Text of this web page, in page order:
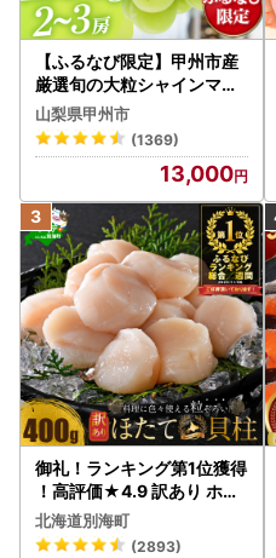
【ふるなび限定】甲州市産
厳選旬の大粒シャインマス
カット 約1.3kg 2～3房【2
026年発送】（MG）B12-
472 FN-Limited-VO シャ
インマスカット フルーツ
山梨県甲州市
(1369)
13,000
御礼！ランキング第1位獲得
！高評価★4.9 訳あり ホタ
テ 400g（ほたて 帆立 貝柱
冷凍 ）
北海道別海町
(2893)